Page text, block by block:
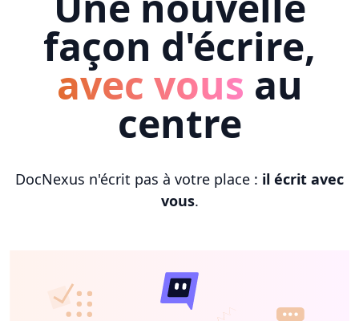
façon d'écrire,
avec vous au
centre
DocNexus n'écrit pas à votre place : il écrit avec
vous.